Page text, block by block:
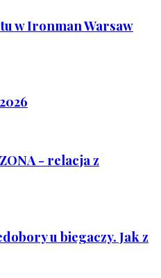
w Ironman Warsaw
- relacja z
u biegaczy. Jak z